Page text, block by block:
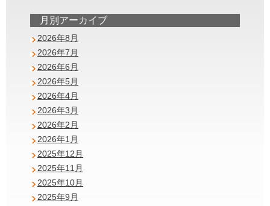
月別アーカイブ
2026年8月
2026年7月
2026年6月
2026年5月
2026年4月
2026年3月
2026年2月
2026年1月
2025年12月
2025年11月
2025年10月
2025年9月